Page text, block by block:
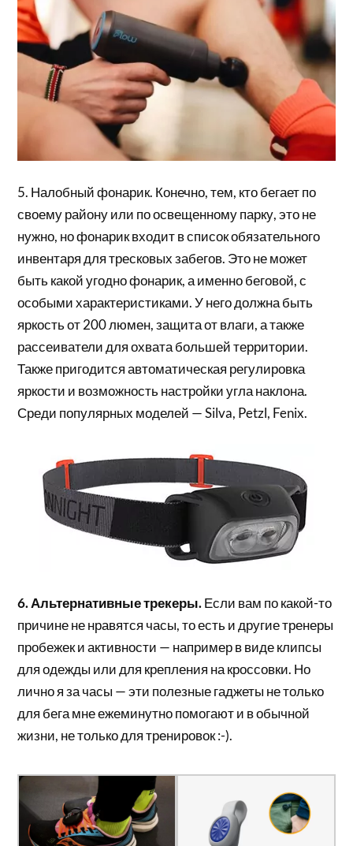
5. Налобный фонарик. Конечно, тем, кто бегает по
своему району или по освещенному парку, это не
нужно, но фонарик входит в список обязательного
инвентаря для тресковых забегов. Это не может
быть какой угодно фонарик, а именно беговой, с
особыми характеристиками. У него должна быть
яркость от 200 люмен, защита от влаги, а также
рассеиватели для охвата большей территории.
Также пригодится автоматическая регулировка
яркости и возможность настройки угла наклона.
Среди популярных моделей — Silva, Petzl, Fenix.
6. Альтернативные трекеры.Если вам по какой-то
причине не нравятся часы, то есть и другие тренеры
пробежек и активности — например в виде клипсы
для одежды или для крепления на кроссовки. Но
лично я за часы — эти полезные гаджеты не только
для бега мне ежеминутно помогают и в обычной
жизни, не только для тренировок :-).